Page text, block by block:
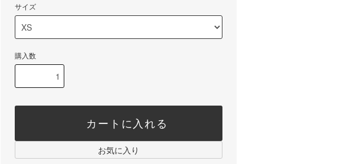
サイズ
購入数
カートに入れる
お気に入り